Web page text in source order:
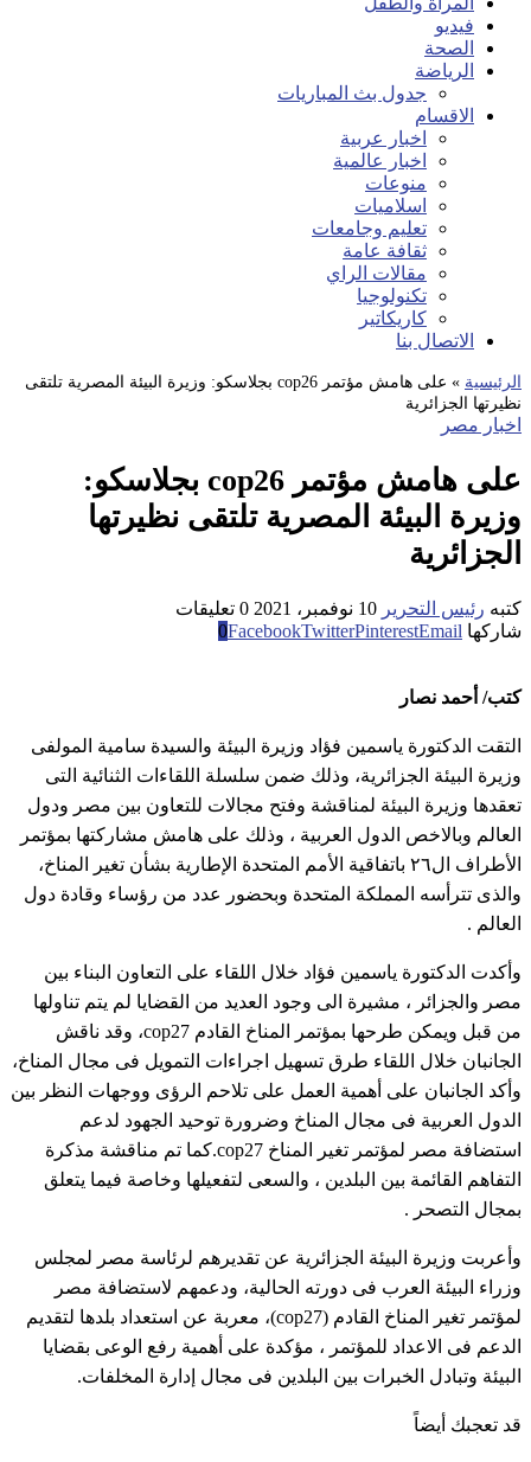
فيديو
الصحة
الرياضة
جدول بث المباريات
الاقسام
اخبار عربية
اخبار عالمية
منوعات
اسلاميات
تعليم وجامعات
ثقافة عامة
مقالات الراي
تكنولوجيا
كاريكاتير
الاتصال بنا
الرئيسية »
على هامش مؤتمر cop26 بجلاسكو: وزيرة البيئة المصرية تلتقى
نظيرتها الجزائرية
اخبار مصر
على هامش مؤتمر cop26 بجلاسكو:
وزيرة البيئة المصرية تلتقى نظيرتها
الجزائرية
كتبه رئيس التحرير 10 نوفمبر، 2021
0 تعليقات
شاركها
0FacebookTwitterPinterestEmail
كتب/ أحمد نصار
التقت الدكتورة ياسمين فؤاد وزيرة البيئة والسيدة سامية المولفى
وزيرة البيئة الجزائرية، وذلك ضمن سلسلة اللقاءات الثنائية التى
تعقدها وزيرة البيئة لمناقشة وفتح مجالات للتعاون بين مصر ودول
العالم وبالاخص الدول العربية ، وذلك على هامش مشاركتها بمؤتمر
الأطراف ال٢٦ باتفاقية الأمم المتحدة الإطارية بشأن تغير المناخ،
والذى تترأسه المملكة المتحدة وبحضور عدد من رؤساء وقادة دول
العالم .
وأكدت الدكتورة ياسمين فؤاد خلال اللقاء على التعاون البناء بين
مصر والجزائر ، مشيرة الى وجود العديد من القضايا لم يتم تناولها
من قبل ويمكن طرحها بمؤتمر المناخ القادم cop27، وقد ناقش
الجانبان خلال اللقاء طرق تسهيل اجراءات التمويل فى مجال المناخ،
وأكد الجانبان على أهمية العمل على تلاحم الرؤى ووجهات النظر بين
الدول العربية فى مجال المناخ وضرورة توحيد الجهود لدعم
استضافة مصر لمؤتمر تغير المناخ cop27.كما تم مناقشة مذكرة
التفاهم القائمة بين البلدين ، والسعى لتفعيلها وخاصة فيما يتعلق
بمجال التصحر .
وأعربت وزيرة البيئة الجزائرية عن تقديرهم لرئاسة مصر لمجلس
وزراء البيئة العرب فى دورته الحالية، ودعمهم لاستضافة مصر
لمؤتمر تغير المناخ القادم (cop27)، معربة عن استعداد بلدها لتقديم
الدعم فى الاعداد للمؤتمر ، مؤكدة على أهمية رفع الوعى بقضايا
البيئة وتبادل الخبرات بين البلدين فى مجال إدارة المخلفات.
قد تعجبك أيضاً